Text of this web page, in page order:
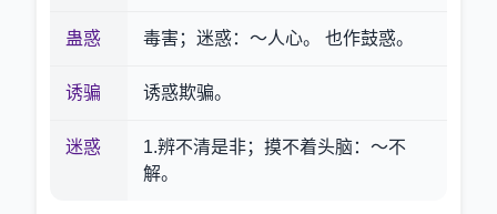
蛊惑 毒害；迷惑：～人心。 也作鼓惑。
诱骗 诱惑欺骗。
迷惑
1.辨不清是非；摸不着头脑：～不
解。